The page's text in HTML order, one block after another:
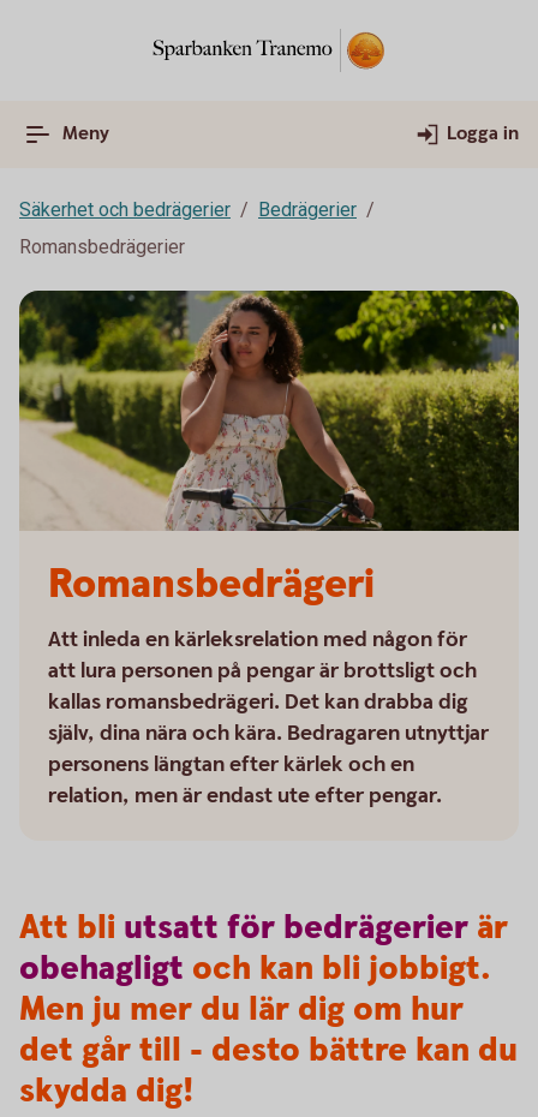
Meny Logga in
Säkerhet och bedrägerier
Bedrägerier
Romansbedrägerier
Romansbedrägeri
Att inleda en kärleksrelation med någon för
att lura personen på pengar är brottsligt och
kallas romansbedrägeri. Det kan drabba dig
själv, dina nära och kära. Bedragaren utnyttjar
personens längtan efter kärlek och en
relation, men är endast ute efter pengar.
Att bli utsatt för bedrägerier är
obehagligt och kan bli jobbigt.
Men ju mer du lär dig om hur
det går till - desto bättre kan du
skydda dig!